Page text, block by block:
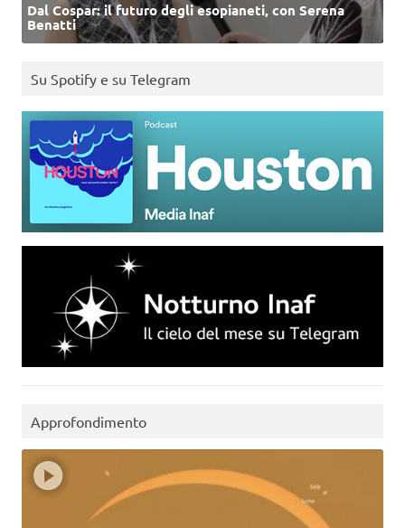
Dal Cospar: il futuro degli esopianeti, con Serena
Benatti
Su Spotify e su Telegram
Approfondimento